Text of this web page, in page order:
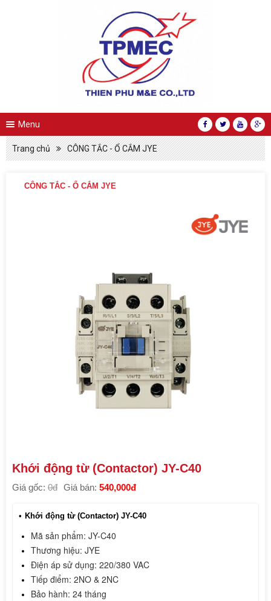
Menu
Trang chủ CÔNG TẮC - Ổ CẮM JYE
CÔNG TẮC - Ổ CẮM JYE
Khới động từ (Contactor) JY-C40
Giá gốc: 0đ Giá bán: 540,000đ
Khới động từ (Contactor) JY-C40
Mã sản phẩm: JY-C40
Thương hiệu: JYE
Điện áp sử dụng: 220/380 VAC
Tiếp điểm: 2NO & 2NC
Bảo hành: 24 tháng